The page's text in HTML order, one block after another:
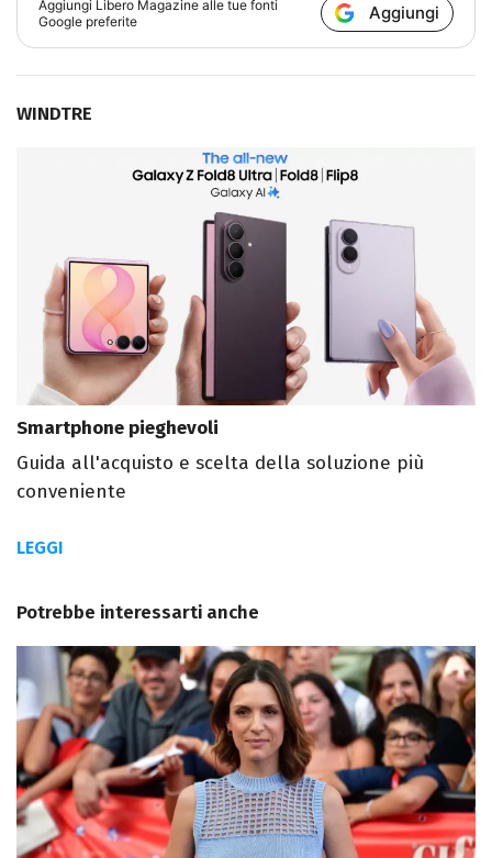
Aggiungi Libero Magazine alle tue fonti
Google preferite
Aggiungi
WINDTRE
Smartphone pieghevoli
Guida all'acquisto e scelta della soluzione più
conveniente
LEGGI
Potrebbe interessarti anche